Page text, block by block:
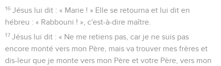
16 Jésus lui dit : « Marie ! » Elle se retourna et lui dit en
hébreu : « Rabbouni ! », c'est-à-dire maître.
17 Jésus lui dit : « Ne me retiens pas, car je ne suis pas
encore monté vers mon Père, mais va trouver mes frères et
dis-leur que je monte vers mon Père et votre Père, vers mon